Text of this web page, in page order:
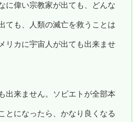
に偉い宗教家が出ても、どんな
ても、人類の滅亡を救うことは
リカに宇宙人が出ても出来ませ
出来ません。ソビエトが全部本
とになったら、かなり良くなる